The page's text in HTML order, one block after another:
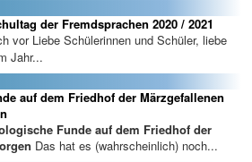
der Fremdsprachen 2020 / 2021
vor Liebe Schülerinnen und Schüler, liebe
Jahr...
auf dem Friedhof der Märzgefallenen
Funde auf dem Friedhof der
Das hat es (wahrscheinlich) noch...